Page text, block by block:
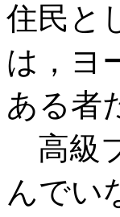
住民と
は，ヨ
ある者
高級
んでい